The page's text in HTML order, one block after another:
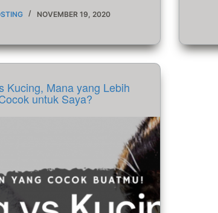
NOVEMBER 19, 2020
Kucing, Mana yang Lebih
untuk Saya?